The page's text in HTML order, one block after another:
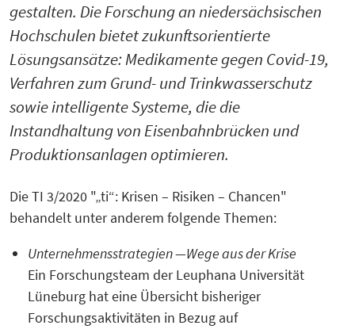
gestalten. Die Forschung an niedersächsischen
Hochschulen bietet zukunftsorientierte
Lösungsansätze: Medikamente gegen Covid-19,
Verfahren zum Grund- und Trinkwasserschutz
sowie intelligente Systeme, die die
Instandhaltung von Eisenbahnbrücken und
Produktionsanlagen optimieren.
Die TI 3/2020 "„ti“: Krisen – Risiken – Chancen"
behandelt unter anderem folgende Themen:
Unternehmensstrategien —Wege aus der Krise
Ein Forschungsteam der Leuphana Universität
Lüneburg hat eine Übersicht bisheriger
Forschungsaktivitäten in Bezug auf